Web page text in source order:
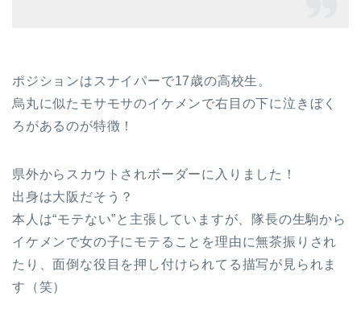
ポジションはスナイパーで17歳の高校生。
烏丸に似たモサモサのイケメンで右目の下に泣きぼく
ろがあるのが特徴！
県外からスカウトされボーダーに入りました！
出身は大阪だそう？
本人は“モテない”と主張していますが、隊長の生駒から
イケメンで女の子にモテることを理由に無茶振りされ
たり、面倒な役目を押し付けられてる描写が見られま
す（笑）